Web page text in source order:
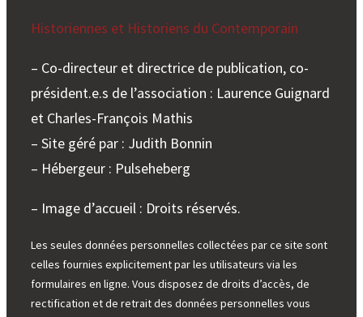
Historiennes et Historiens du Contemporain
– Co-directeur et directrice de publication, co-
président.e.s de l’association : Laurence Guignard
et Charles-François Mathis
– Site géré par : Judith Bonnin
– Hébergeur : Pulseheberg
– Image d’accueil : Droits réservés.
Les seules données personnelles collectées par ce site sont
celles fournies explicitement par les utilisateurs via les
formulaires en ligne. Vous disposez de droits d’accès, de
rectification et de retrait des données personnelles vous